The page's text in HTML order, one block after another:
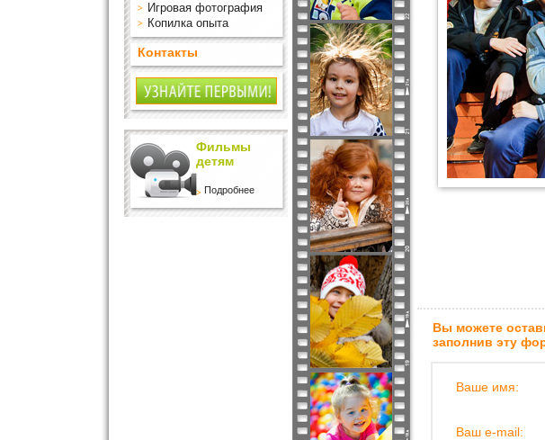
Игровая фотография
Копилка опыта
Контакты
Фильмы
детям
Подробнее
Вы можете
заполнив эту
Ваше имя:
Ваш e-mail: